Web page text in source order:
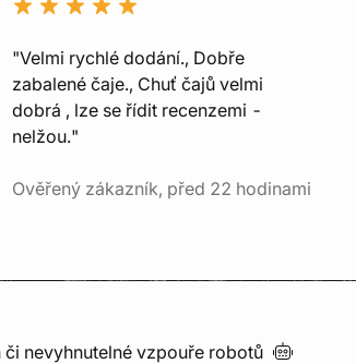
"Velmi rychlé dodání., Dobře
zabalené čaje., Chuť čajů velmi
dobrá , lze se řídit recenzemi -
nelžou."
Ověřený zákazník, před 22 hodinami
nevyhnutelné vzpouře robotů